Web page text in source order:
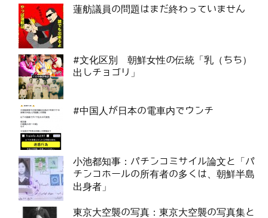
蓮舫議員の問題はまだ終わっていません
#文化区別 朝鮮女性の伝統「乳（ちち）
出しチョゴリ」
#中国人が日本の電車内でウンチ
小池都知事：パチンコミサイル論文と「パ
チンコホールの所有者の多くは、朝鮮半島
出身者」
東京大空襲の写真：東京大空襲の写真集と